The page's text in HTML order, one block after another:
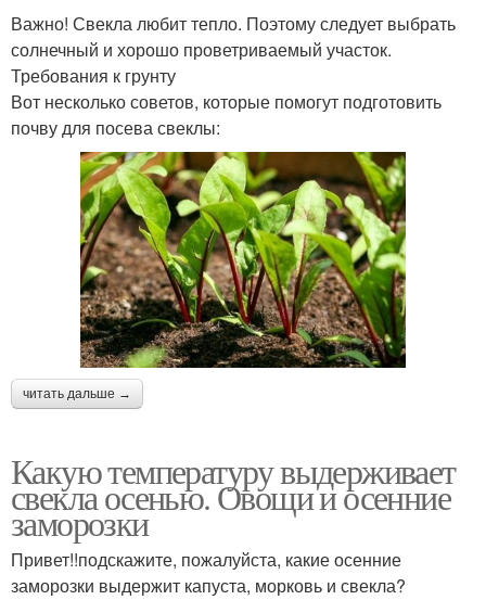
Важно! Свекла любит тепло. Поэтому следует выбрать
солнечный и хорошо проветриваемый участок.
Требования к грунту
Вот несколько советов, которые помогут подготовить
почву для посева свеклы:
читать дальше →
Какую температуру выдерживает
свекла осенью. Овощи и осенние
заморозки
Привет!!подскажите, пожалуйста, какие осенние
заморозки выдержит капуста, морковь и свекла?